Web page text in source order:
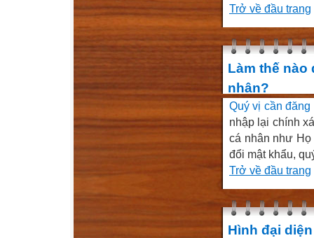
Trở về đầu trang
Làm thế nào
nhân?
Quý vị cần
nhập lại chính
cá nhân như Họ
đổi mật khẩu,
Trở về đầu trang
Hình đại